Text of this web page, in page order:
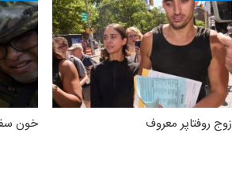
زوج روفتاپر معروف خون